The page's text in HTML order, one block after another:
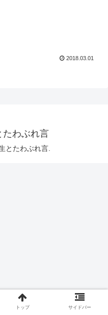
2018.03.01
たわぶれ言
とたわぶれ言.
トップ サイドバー